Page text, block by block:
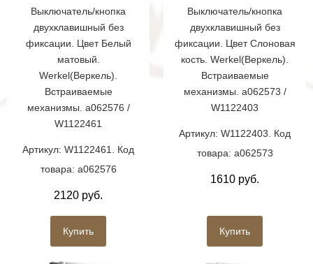
Выключатель/кнопка
двухклавишный без
фиксации. Цвет Белый
матовый.
Werkel(Веркель).
Встраиваемые
механизмы. a062576 /
W1122461
Артикул: W1122461. Код
товара: a062576
2120 руб.
Купить
Выключатель/кнопка
двухклавишный без
фиксации. Цвет Слоновая
кость. Werkel(Веркель).
Встраиваемые
механизмы. a062573 /
W1122403
Артикул: W1122403. Код
товара: a062573
1610 руб.
Купить